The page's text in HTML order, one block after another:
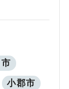
小郡市